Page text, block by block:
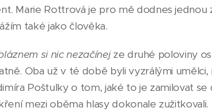
Marie Rottrová je pro mě dodnes jednou
také jako člověka.
si nic nezačínejze druhé poloviny
Oba už v té době byli vyzrálými
Poštulky o tom, jaké to je zamilovat se
mezi oběma hlasy dokonale zužitkovali.